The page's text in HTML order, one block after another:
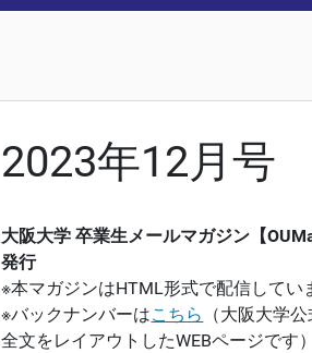
2023年12月号
大阪大学 卒業生メールマガジン【
発行
※本マガジンはHTML形式で配信してい
※バックナンバーはこちら
（大阪大学
全文をレイアウトしたWEBページです）